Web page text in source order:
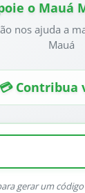
o Mauá
nos ajuda a
Mauá
💳 Contribua
gerar um